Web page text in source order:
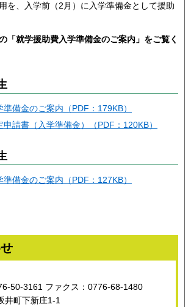
を、入学前（2月）に入学準備金として援助
「就学援助費入学準備金のご案内」をご覧く
備金のご案内（PDF：179KB）
請書（入学準備金）（PDF：120KB）
備金のご案内（PDF：127KB）
50-3161 ファクス：0776-68-1480
井町下新庄1-1